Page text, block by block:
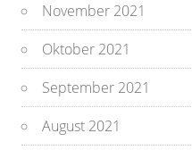
November 2021
Oktober 2021
September 2021
August 2021